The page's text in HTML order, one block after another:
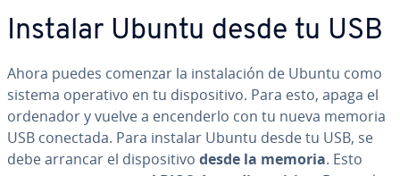
Instalar Ubuntu desde tu USB
Ahora puedes comenzar la in­s­ta­la­ción de Ubuntu como
sistema operativo en tu di­s­po­si­ti­vo. Para esto, apaga el
ordenador y vuelve a en­ce­n­de­r­lo con tu nueva memoria
USB conectada. Para instalar Ubuntu desde tu USB, se
debe arrancar el di­s­po­si­ti­vo desde la memoria. Esto